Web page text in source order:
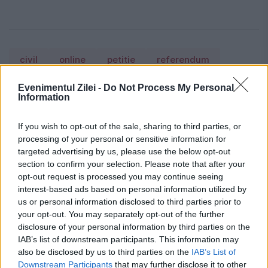
Evenimentul Zilei - Do Not Process My Personal
Information
If you wish to opt-out of the sale, sharing to third parties, or
processing of your personal or sensitive information for
targeted advertising by us, please use the below opt-out
section to confirm your selection. Please note that after your
opt-out request is processed you may continue seeing
interest-based ads based on personal information utilized by
us or personal information disclosed to third parties prior to
your opt-out. You may separately opt-out of the further
disclosure of your personal information by third parties on the
IAB’s list of downstream participants. This information may
also be disclosed by us to third parties on the IAB’s List of
Downstream Participants that may further disclose it to other
civil online petitie referendum